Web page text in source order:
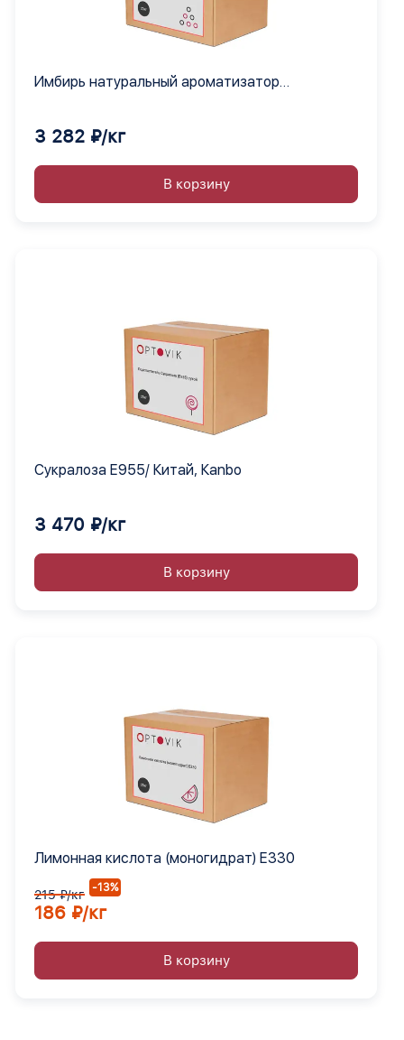
Имбирь натуральный ароматизатор
3 282 ₽/кг
В корзину
Сукралоза Е955/ Китай, Кanbo
3 470 ₽/кг
В корзину
Лимонная кислота (моногидрат) Е330
215 ₽/кг -13%
186 ₽/кг
В корзину